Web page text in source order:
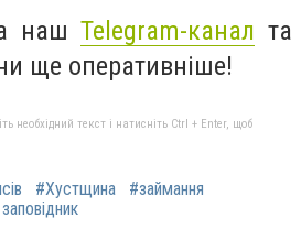
нашTelegram-канал та
ще оперативніше!
необхідний текст і натисніть Ctrl + Enter, щоб
#Хустщина
#займання